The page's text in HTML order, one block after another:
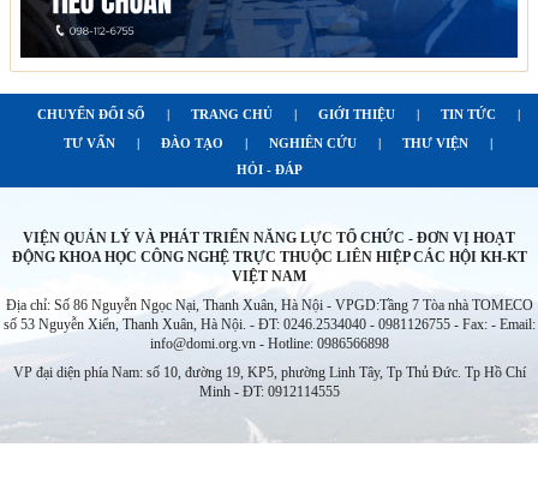
CHUYỂN ĐỔI SỐ | TRANG CHỦ | GIỚI THIỆU | TIN TỨC
|
TƯ VẤN
| ĐÀO TẠO | NGHIÊN CỨU | THƯ VIỆN
|
HỎI - ĐÁP
VIỆN QUẢN LÝ VÀ PHÁT TRIỂN NĂNG LỰC TỔ CHỨC - ĐƠN VỊ HOẠT
ĐỘNG KHOA HỌC CÔNG NGHỆ TRỰC THUỘC LIÊN HIỆP CÁC HỘI KH-KT
VIỆT NAM
Địa chỉ: Số 86 Nguyễn Ngọc Nại, Thanh Xuân, Hà Nội - VPGD:Tầng 7 Tòa nhà TOMECO
số 53 Nguyễn Xiển, Thanh Xuân, Hà Nội. - ĐT: 0246.2534040 - 0981126755 - Fax: - Email:
info@domi.org.vn - Hotline: 0986566898
VP đại diện phía Nam: số 10, đường 19, KP5, phường Linh Tây, Tp Thủ Đức. Tp Hồ Chí
Minh - ĐT: 0912114555